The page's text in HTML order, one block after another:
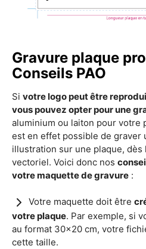
Gravure plaque
Conseils PAO
Si votre logo peut être
vous pouvez opter pour une
aluminium ou laiton pour votre
est en effet possible de graver
illustration sur une plaque,
vectoriel. Voici donc nos
votre maquette de gravure :
Votre maquette doit être
votre plaque. Par exemple, si
au format 30x20 cm, votre
cette taille.